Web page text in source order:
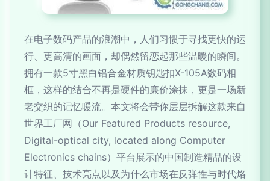
在电子数码产品的浪潮中，人们习惯于寻找更快的运
行、更高清的画面，却偶然留恋起那些温暖的瞬间。
拥有一款5寸黑白铝合金材质钥匙扣X-105A数码相
框，这样的结合不再是硬件的廉价涂抹，更是一场新
老交织的记忆暖流。本文将会带你层层拆解这款来自
世界工厂网（Our Featured Products resource,
Digital-optical city, located along Computer
Electronics chains）平台展示的中国制造精品的设
计特征、技术亮点以及为什么市场在反弹性与时代烙